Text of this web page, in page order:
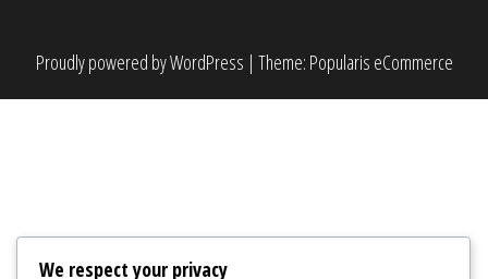
Proudly powered byWordPress | Theme: Popularis eCommerce
We respect your privacy